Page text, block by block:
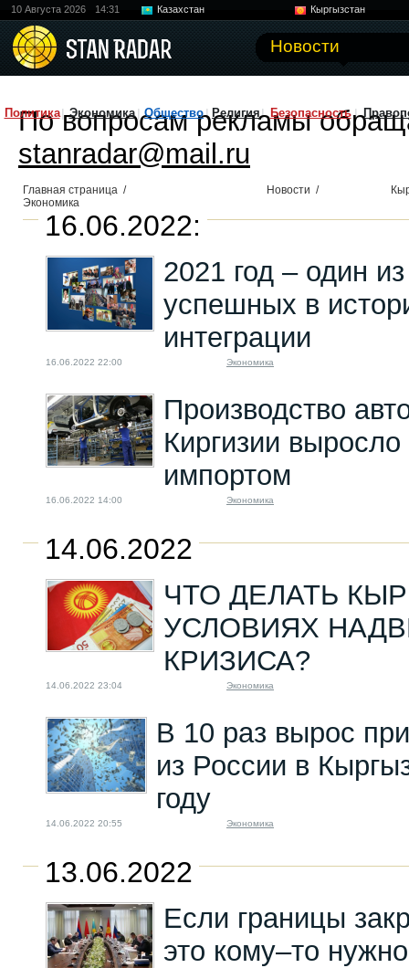
10 Августа 2026 14:31 Казахстан
Кыргызстан
Новости
Политика Экономика Общество Религия Безопасность
По вопросам рекламы
stanradar@mail.ru
Главная страница / Новости /
Экономика
16.06.2022:
2021 год – один
успешных в
интеграции
16.06.2022 22:00 Экономика
Производство
Киргизии
импортом
16.06.2022 14:00 Экономика
14.06.2022
ЧТО ДЕЛАТЬ
УСЛОВИЯХ
КРИЗИСА?
14.06.2022 23:04 Экономика
В 10 раз вырос
из России в
году
14.06.2022 20:55 Экономика
13.06.2022
Если границы
это кому–то нужно